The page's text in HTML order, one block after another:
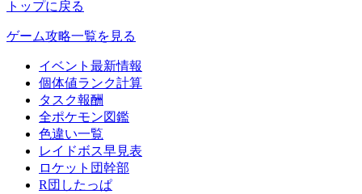
トップに戻る
ゲーム攻略一覧を見る
イベント最新情報
個体値ランク計算
タスク報酬
全ポケモン図鑑
色違い一覧
レイドボス早見表
ロケット団幹部
R団したっぱ